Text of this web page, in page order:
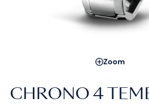
Zoom
CHRONO 4